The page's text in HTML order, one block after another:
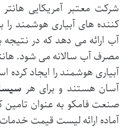
شرکت معتبر آمریکایی
کننده های آبیاری هوشمند
آب ارائه می دهد که در
مصرف آب سالانه می شود.
آبیاری هوشمند را ایجاد کرده
آسان هستند و برای هر
صنعت فامکو به عنوان تامین
آماده ارائه لیست قیمت